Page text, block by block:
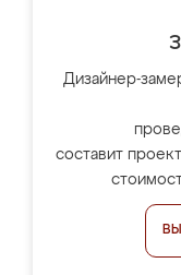
Дизайнер-
составит